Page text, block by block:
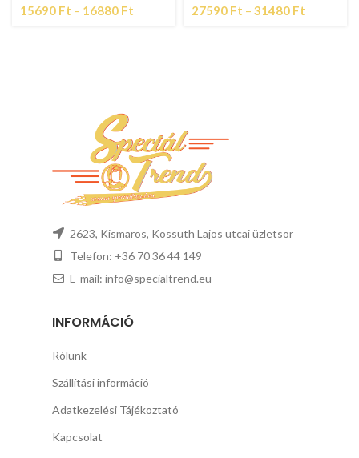
15690 Ft – 16880 Ft 27590 Ft – 31480 Ft
2623, Kismaros, Kossuth Lajos utcai üzletsor
Telefon: +36 70 36 44 149
E-mail: info@specialtrend.eu
INFORMÁCIÓ
Rólunk
Szállítási információ
Adatkezelési Tájékoztató
Kapcsolat